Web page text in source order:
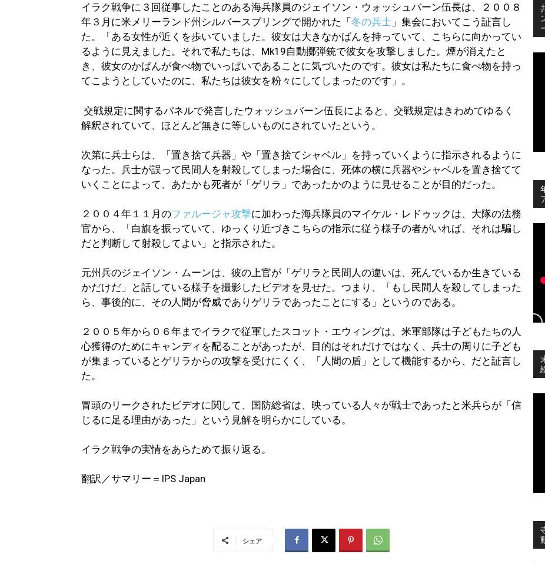
イラク戦争に３回従事したことのある海兵隊員のジェイソン・ウォッシュバーン伍長は、２００８
年３月に米メリーランド州シルバースプリングで開かれた「冬の兵士 」集会においてこう証言し
た。「ある女性が近くを歩いていました。彼女は大きなかばんを持っていて、こちらに向かってい
るように見えました。それで私たちは、Mk19自動擲弾銃で彼女を攻撃しました。煙が消えたと
き、彼女のかばんが食べ物でいっぱいであることに気づいたのです。彼女は私たちに食べ物を持っ
てこようとしていたのに、私たちは彼女を粉々にしてしまったのです」。
交戦規定に関するパネルで発言したウォッシュバーン伍長によると、交戦規定はきわめてゆるく
解釈されていて、ほとんど無きに等しいものにされていたという。
次第に兵士らは、「置き捨て兵器」や「置き捨てシャベル」を持っていくように指示されるように
なった。兵士が誤って民間人を射殺してしまった場合に、死体の横に兵器やシャベルを置き捨てて
いくことによって、あたかも死者が「ゲリラ」であったかのように見せることが目的だった。
２００４年１１月のファルージャ攻撃に加わった海兵隊員のマイケル・レドゥックは、大隊の法務
官から、「白旗を振っていて、ゆっくり近づきこちらの指示に従う様子の者がいれば、それは騙し
だと判断して射殺してよい」と指示された。
元州兵のジェイソン・ムーンは、彼の上官が「ゲリラと民間人の違いは、死んでいるか生きている
かだけだ」と話している様子を撮影したビデオを見せた。つまり、「もし民間人を殺してしまった
ら、事後的に、その人間が脅威でありゲリラであったことにする」というのである。
２００５年から０６年までイラクで従軍したスコット・エウィングは、米軍部隊は子どもたちの人
心獲得のためにキャンディを配ることがあったが、目的はそれだけではなく、兵士の周りに子ども
が集まっているとゲリラからの攻撃を受けにくく、「人間の盾」として機能するから、だと証言し
た。
冒頭のリークされたビデオに関して、国防総省は、映っている人々が戦士であったと米兵らが「信
じるに足る理由があった」という見解を明らかにしている。
イラク戦争の実情をあらためて振り返る。
翻訳／サマリー＝IPS Japan
シェア